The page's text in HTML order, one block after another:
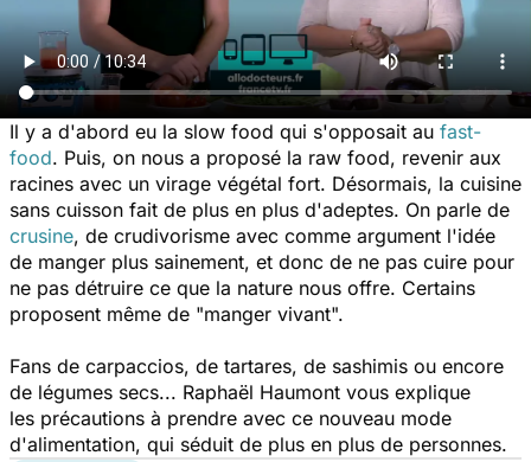
Il y a d'abord eu la slow food qui s'opposait au fast-
food. Puis, on nous a proposé la raw food, revenir aux
racines avec un virage végétal fort. Désormais, la cuisine
sans cuisson fait de plus en plus d'adeptes. On parle de
crusine, de crudivorisme avec comme argument l'idée
de manger plus sainement, et donc de ne pas cuire pour
ne pas détruire ce que la nature nous offre. Certains
proposent même de "manger vivant".
Fans de carpaccios, de tartares, de sashimis ou encore
de légumes secs... Raphaël Haumont vous explique
les précautions à prendre avec ce nouveau mode
d'alimentation, qui séduit de plus en plus de personnes.